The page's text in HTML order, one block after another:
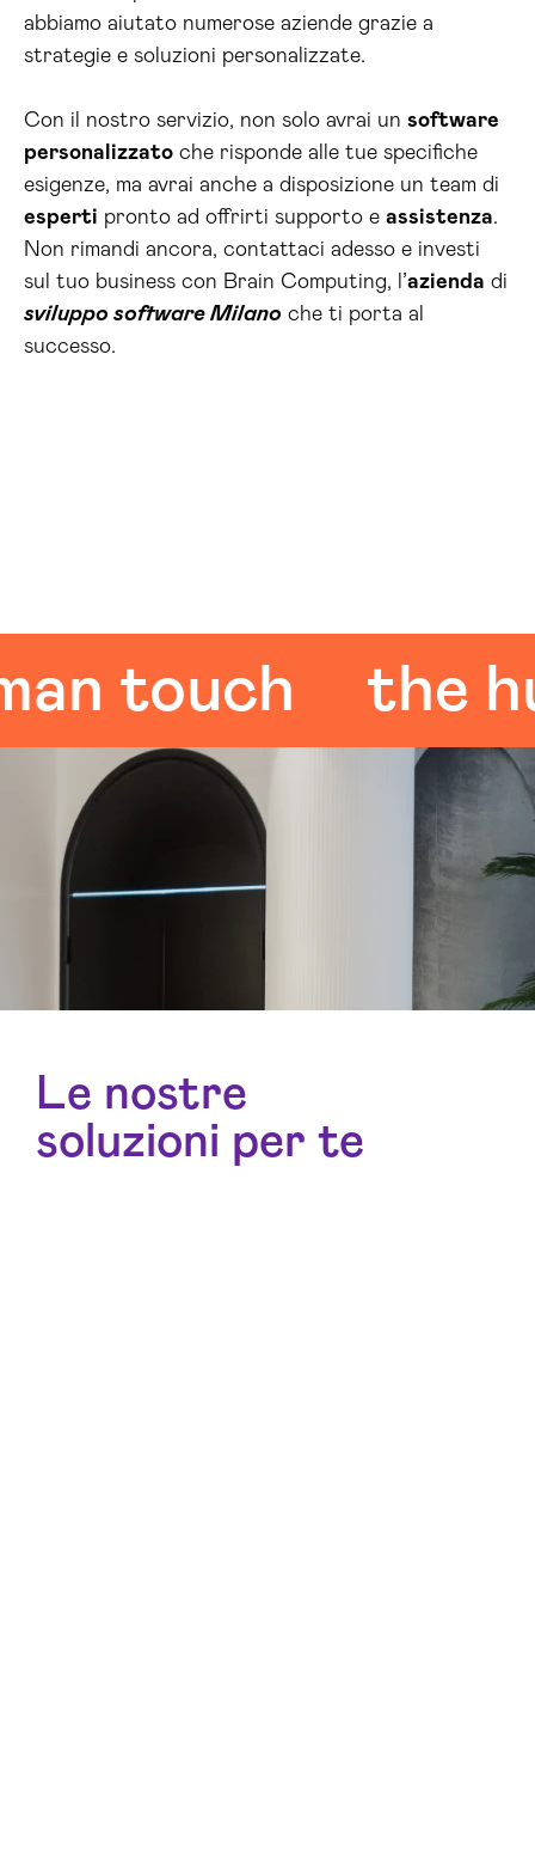
abbiamo aiutato numerose aziende grazie a
strategie e soluzioni personalizzate.
Con il nostro servizio, non solo avrai un software
personalizzato che risponde alle tue specifiche
esigenze, ma avrai anche a disposizione un team di
esperti pronto ad offrirti supporto e assistenza.
Non rimandi ancora, contattaci adesso e investi
sul tuo business con Brain Computing, l’azienda di
sviluppo software Milano che ti porta al
successo.
touch the
Le nostre
soluzioni per te